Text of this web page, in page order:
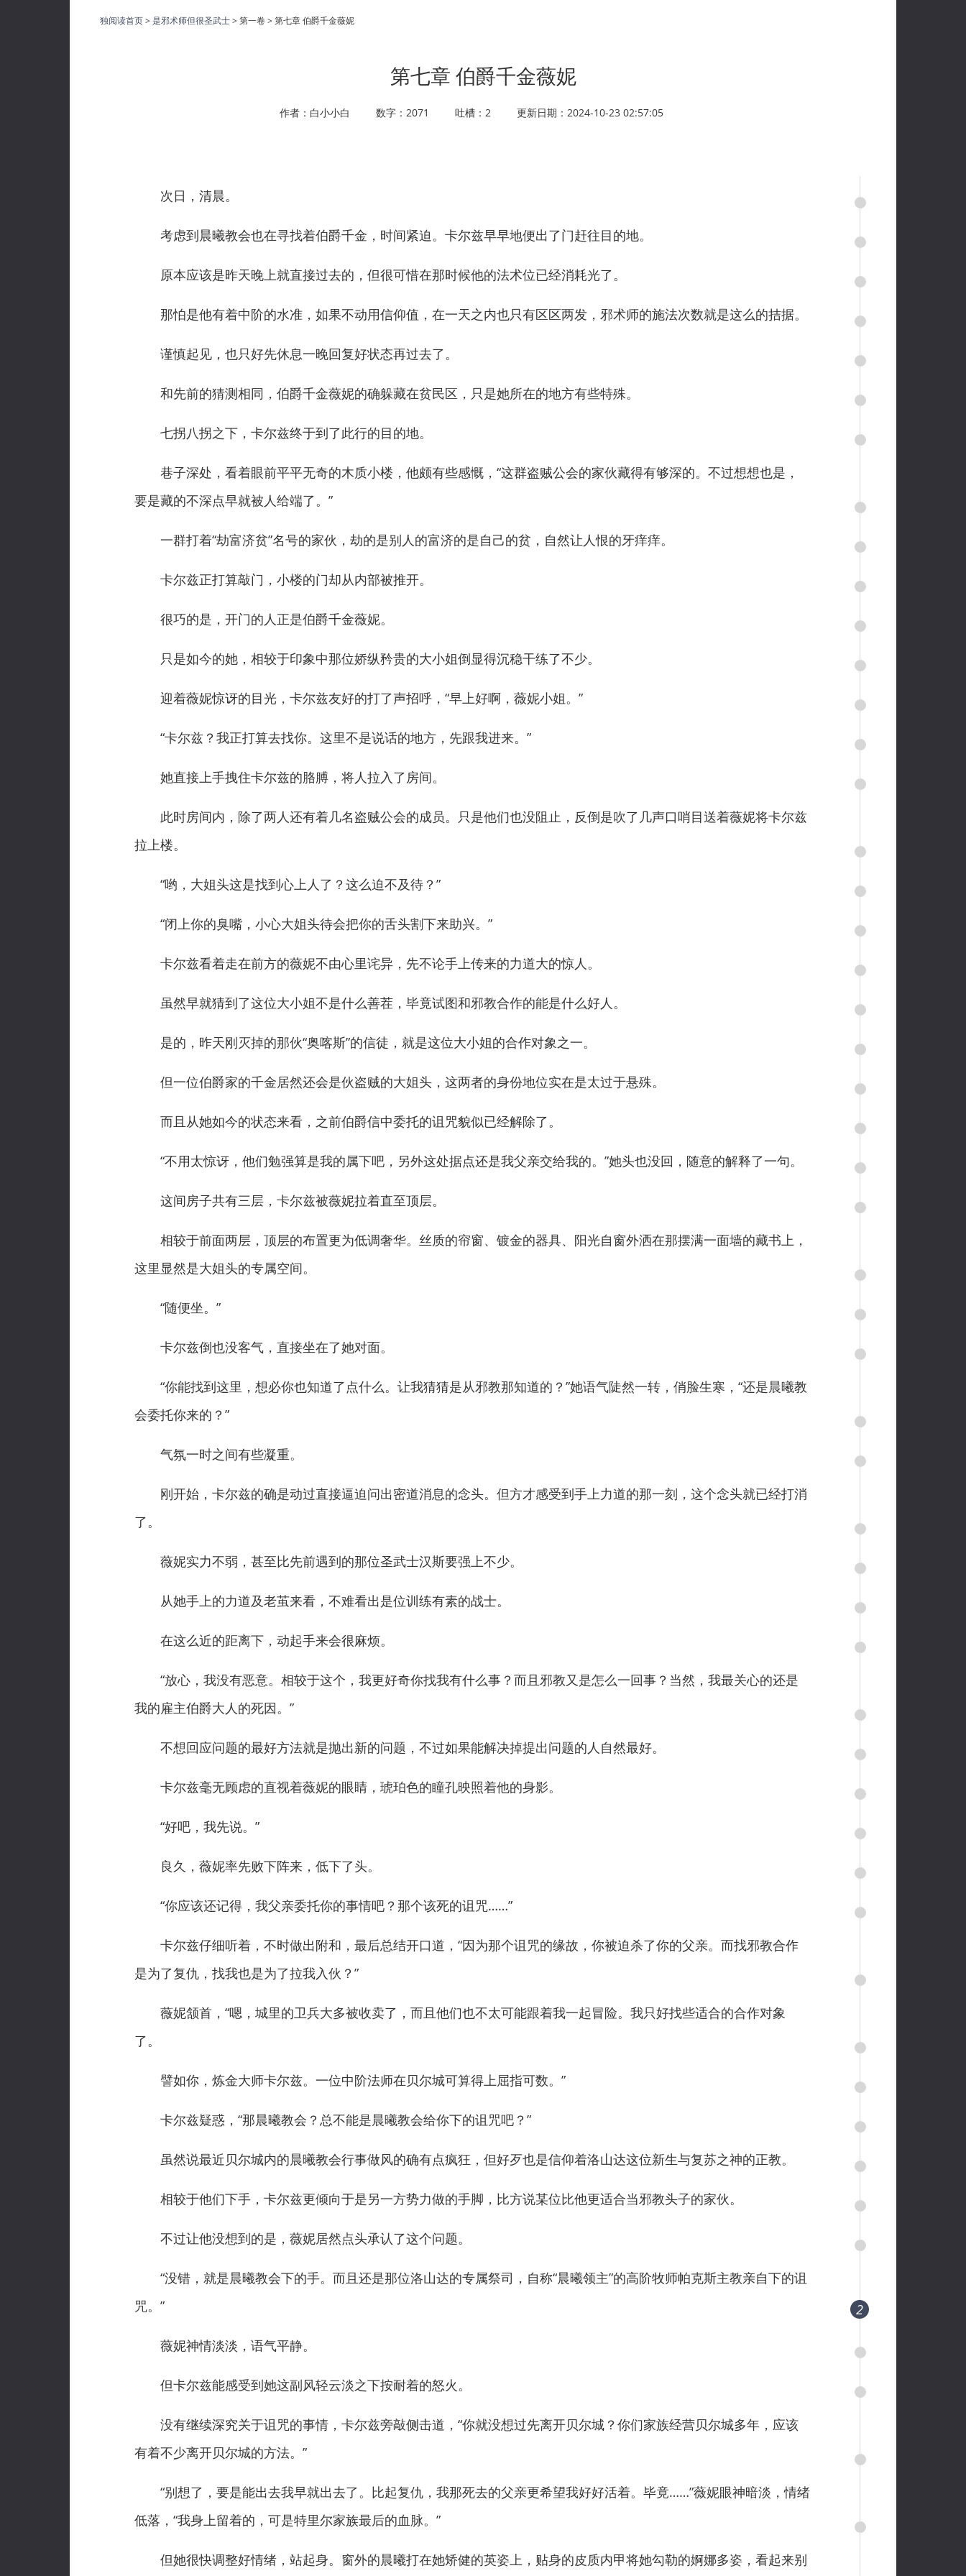
独阅读首页>是邪术师但很圣武士> 第一卷 > 第七章 伯爵千金薇妮
第七章 伯爵千金薇妮
作者：白小小白 数字：2071 吐槽：2 更新日期：2024-10-23 02:57:05
次日，清晨。
考虑到晨曦教会也在寻找着伯爵千金，时间紧迫。卡尔兹早早地便出了门赶往目的地。
原本应该是昨天晚上就直接过去的，但很可惜在那时候他的法术位已经消耗光了。
那怕是他有着中阶的水准，如果不动用信仰值，在一天之内也只有区区两发，邪术师的施法次数就是这么的拮据。
谨慎起见，也只好先休息一晚回复好状态再过去了。
和先前的猜测相同，伯爵千金薇妮的确躲藏在贫民区，只是她所在的地方有些特殊。
七拐八拐之下，卡尔兹终于到了此行的目的地。
巷子深处，看着眼前平平无奇的木质小楼，他颇有些感慨，“这群盗贼公会的家伙藏得有够深的。不过想想也是，
要是藏的不深点早就被人给端了。”
一群打着“劫富济贫”名号的家伙，劫的是别人的富济的是自己的贫，自然让人恨的牙痒痒。
卡尔兹正打算敲门，小楼的门却从内部被推开。
很巧的是，开门的人正是伯爵千金薇妮。
只是如今的她，相较于印象中那位娇纵矜贵的大小姐倒显得沉稳干练了不少。
迎着薇妮惊讶的目光，卡尔兹友好的打了声招呼，“早上好啊，薇妮小姐。”
“卡尔兹？我正打算去找你。这里不是说话的地方，先跟我进来。”
她直接上手拽住卡尔兹的胳膊，将人拉入了房间。
此时房间内，除了两人还有着几名盗贼公会的成员。只是他们也没阻止，反倒是吹了几声口哨目送着薇妮将卡尔兹
拉上楼。
“哟，大姐头这是找到心上人了？这么迫不及待？”
“闭上你的臭嘴，小心大姐头待会把你的舌头割下来助兴。”
卡尔兹看着走在前方的薇妮不由心里诧异，先不论手上传来的力道大的惊人。
虽然早就猜到了这位大小姐不是什么善茬，毕竟试图和邪教合作的能是什么好人。
是的，昨天刚灭掉的那伙“奥喀斯”的信徒，就是这位大小姐的合作对象之一。
但一位伯爵家的千金居然还会是伙盗贼的大姐头，这两者的身份地位实在是太过于悬殊。
而且从她如今的状态来看，之前伯爵信中委托的诅咒貌似已经解除了。
“不用太惊讶，他们勉强算是我的属下吧，另外这处据点还是我父亲交给我的。”她头也没回，随意的解释了一句。
这间房子共有三层，卡尔兹被薇妮拉着直至顶层。
相较于前面两层，顶层的布置更为低调奢华。丝质的帘窗、镀金的器具、阳光自窗外洒在那摆满一面墙的藏书上，
这里显然是大姐头的专属空间。
“随便坐。”
卡尔兹倒也没客气，直接坐在了她对面。
“你能找到这里，想必你也知道了点什么。让我猜猜是从邪教那知道的？”她语气陡然一转，俏脸生寒，“还是晨曦教
会委托你来的？”
气氛一时之间有些凝重。
刚开始，卡尔兹的确是动过直接逼迫问出密道消息的念头。但方才感受到手上力道的那一刻，这个念头就已经打消
了。
薇妮实力不弱，甚至比先前遇到的那位圣武士汉斯要强上不少。
从她手上的力道及老茧来看，不难看出是位训练有素的战士。
在这么近的距离下，动起手来会很麻烦。
“放心，我没有恶意。相较于这个，我更好奇你找我有什么事？而且邪教又是怎么一回事？当然，我最关心的还是
我的雇主伯爵大人的死因。”
不想回应问题的最好方法就是抛出新的问题，不过如果能解决掉提出问题的人自然最好。
卡尔兹毫无顾虑的直视着薇妮的眼睛，琥珀色的瞳孔映照着他的身影。
“好吧，我先说。”
良久，薇妮率先败下阵来，低下了头。
“你应该还记得，我父亲委托你的事情吧？那个该死的诅咒……”
卡尔兹仔细听着，不时做出附和，最后总结开口道，“因为那个诅咒的缘故，你被迫杀了你的父亲。而找邪教合作
是为了复仇，找我也是为了拉我入伙？”
薇妮颔首，“嗯，城里的卫兵大多被收卖了，而且他们也不太可能跟着我一起冒险。我只好找些适合的合作对象
了。
譬如你，炼金大师卡尔兹。一位中阶法师在贝尔城可算得上屈指可数。”
卡尔兹疑惑，“那晨曦教会？总不能是晨曦教会给你下的诅咒吧？”
虽然说最近贝尔城内的晨曦教会行事做风的确有点疯狂，但好歹也是信仰着洛山达这位新生与复苏之神的正教。
相较于他们下手，卡尔兹更倾向于是另一方势力做的手脚，比方说某位比他更适合当邪教头子的家伙。
不过让他没想到的是，薇妮居然点头承认了这个问题。
“没错，就是晨曦教会下的手。而且还是那位洛山达的专属祭司，自称“晨曦领主”的高阶牧师帕克斯主教亲自下的诅
咒。”
2
薇妮神情淡淡，语气平静。
但卡尔兹能感受到她这副风轻云淡之下按耐着的怒火。
没有继续深究关于诅咒的事情，卡尔兹旁敲侧击道，“你就没想过先离开贝尔城？你们家族经营贝尔城多年，应该
有着不少离开贝尔城的方法。”
“别想了，要是能出去我早就出去了。比起复仇，我那死去的父亲更希望我好好活着。毕竟……”薇妮眼神暗淡，情绪
低落，“我身上留着的，可是特里尔家族最后的血脉。”
但她很快调整好情绪，站起身。窗外的晨曦打在她矫健的英姿上，贴身的皮质内甲将她勾勒的婀娜多姿，看起来别